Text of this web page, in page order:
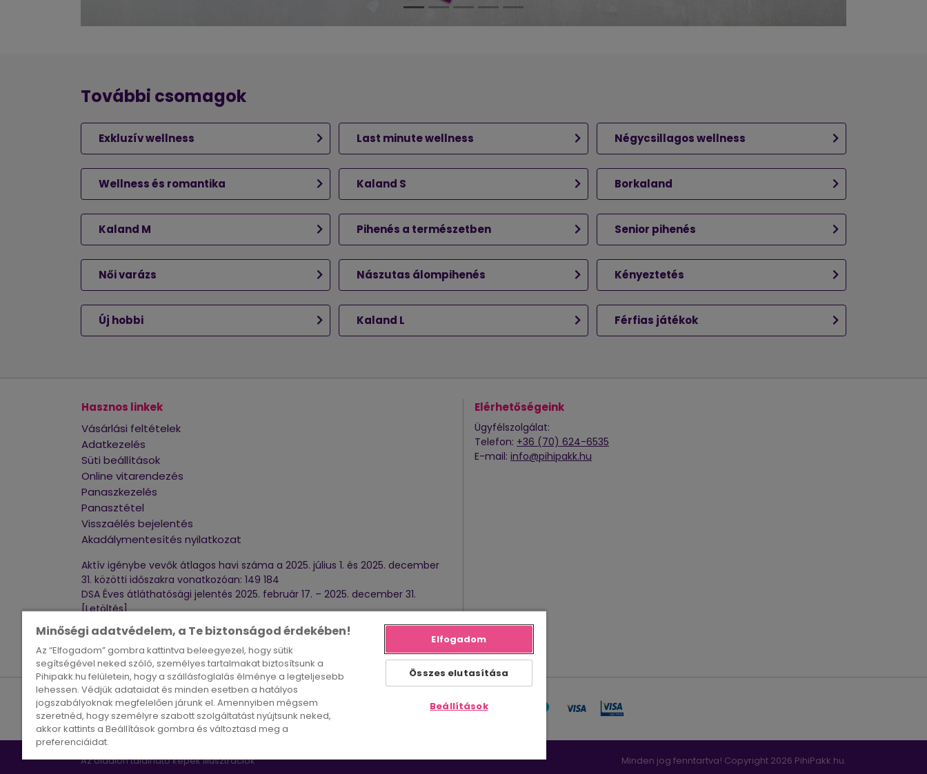
További csomagok
Exkluzív wellness Last minute wellness Négycsillagos wellness
Wellness és romantika Kaland S Borkaland
Kaland M Pihenés a természetben Senior pihenés
Női varázs Nászutas álompihenés Kényeztetés
Új hobbi Kaland L Férfias játékok
Hasznos linkek
Vásárlási feltételek
Adatkezelés
Süti beállítások
Online vitarendezés
Panaszkezelés
Panasztétel
Visszaélés bejelentés
Akadálymentesítés nyilatkozat
Aktív igénybe vevők átlagos havi száma a 2025. július 1. és 2025. december
31. közötti időszakra vonatkozóan: 149 184
DSA Éves átláthatósági jelentés 2025. február 17. – 2025. december 31.
[Letöltés]
DSA Éves átláthatósági jelentés 2024. február 17. – 2025. február 16. [Letöltés
]
Elérhetőségeink
Ügyfélszolgálat:
Telefon: +36 (70) 624-6535
E-mail: info@pihipakk.hu
Fizetési lehetőségek:
Az oldalon található képek illusztrációk Minden jog fenntartva! Copyright 2026 PihiPakk.hu.
Minőségi adatvédelem, a Te biztonságod érdekében!
Az “Elfogadom” gombra kattintva beleegyezel, hogy sütik
segítségével neked szóló, személyes tartalmakat biztosítsunk a
Pihipakk.hu felületein, hogy a szállásfoglalás élménye a legteljesebb
lehessen. Védjük adataidat és minden esetben a hatályos
jogszabályoknak megfelelően járunk el. Amennyiben mégsem
szeretnéd, hogy személyre szabott szolgáltatást nyújtsunk neked,
akkor kattints a Beállítások gombra és változtasd meg a
preferenciáidat.
Elfogadom
Összes elutasítása
Beállítások